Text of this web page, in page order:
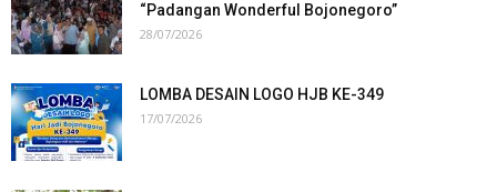
“Padangan Wonderful Bojonegoro”
28/07/2026
LOMBA DESAIN LOGO HJB KE-349
17/07/2026